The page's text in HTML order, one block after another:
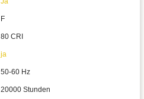
F
80 CRI
ja
50-60 Hz
20000 Stunden